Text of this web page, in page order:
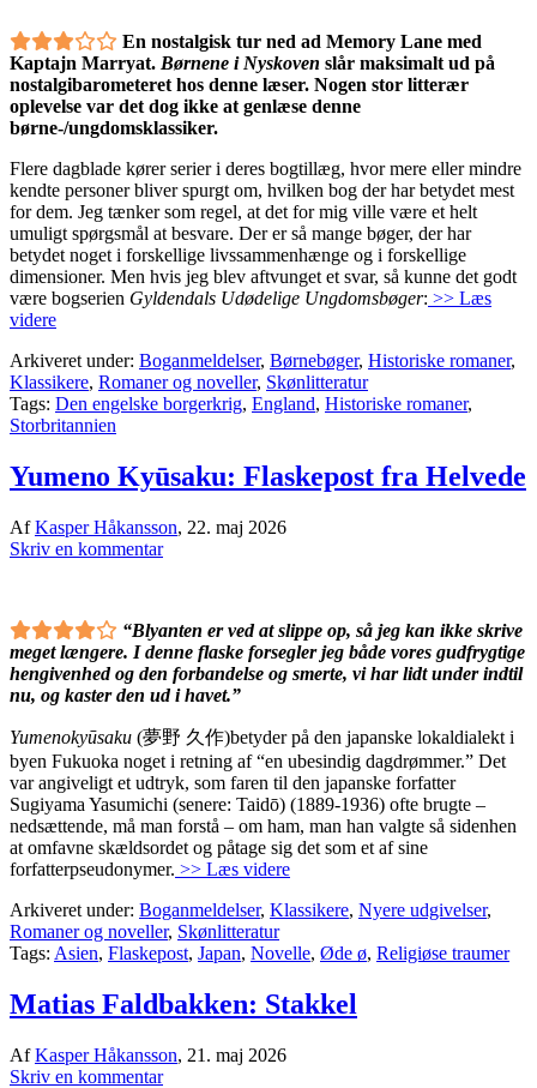
En nostalgisk tur ned ad Memory Lane med
Kaptajn Marryat. Børnene i Nyskoven slår maksimalt ud på
nostalgibarometeret hos denne læser. Nogen stor litterær
oplevelse var det dog ikke at genlæse denne
børne-/ungdomsklassiker.
Flere dagblade kører serier i deres bogtillæg, hvor mere eller mindre
kendte personer bliver spurgt om, hvilken bog der har betydet mest
for dem. Jeg tænker som regel, at det for mig ville være et helt
umuligt spørgsmål at besvare. Der er så mange bøger, der har
betydet noget i forskellige livssammenhænge og i forskellige
dimensioner. Men hvis jeg blev aftvunget et svar, så kunne det godt
være bogserien Gyldendals Udødelige Ungdomsbøger: >> Læs
videre
Arkiveret under: Boganmeldelser, Børnebøger, Historiske romaner,
Klassikere, Romaner og noveller, Skønlitteratur
Tags: Den engelske borgerkrig, England, Historiske romaner,
Storbritannien
Yumeno Kyūsaku: Flaskepost fra Helvede
AfKasper Håkansson, 22. maj 2026
Skriv en kommentar
“Blyanten er ved at slippe op, så jeg kan ikke skrive
meget længere. I denne flaske forsegler jeg både vores gudfrygtige
hengivenhed og den forbandelse og smerte, vi har lidt under indtil
nu, og kaster den ud i havet.”
Yumenokyūsaku (夢野 久作)betyder på den japanske lokaldialekt i
byen Fukuoka noget i retning af “en ubesindig dagdrømmer.” Det
var angiveligt et udtryk, som faren til den japanske forfatter
Sugiyama Yasumichi (senere: Taidō) (1889-1936) ofte brugte –
nedsættende, må man forstå – om ham, man han valgte så sidenhen
at omfavne skældsordet og påtage sig det som et af sine
forfatterpseudonymer. >> Læs videre
Arkiveret under: Boganmeldelser, Klassikere, Nyere udgivelser,
Romaner og noveller, Skønlitteratur
Tags: Asien, Flaskepost, Japan, Novelle, Øde ø, Religiøse traumer
Matias Faldbakken: Stakkel
AfKasper Håkansson, 21. maj 2026
Skriv en kommentar